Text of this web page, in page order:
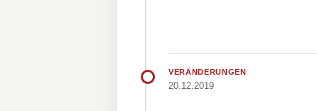
VERÄNDERUNGEN
20.12.2019